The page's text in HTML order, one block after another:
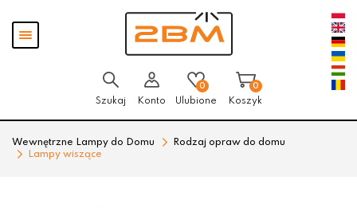
Pokaż
menu
Szukaj Konto
0
Ulubione
0
Koszyk
Wewnętrzne Lampy do Domu
Rodzaj opraw do domu
Lampy wiszące